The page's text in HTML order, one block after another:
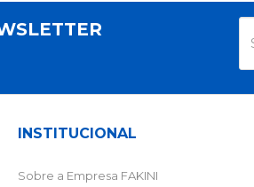
INSTITUCIONAL
Sobre a Empresa FAKINI